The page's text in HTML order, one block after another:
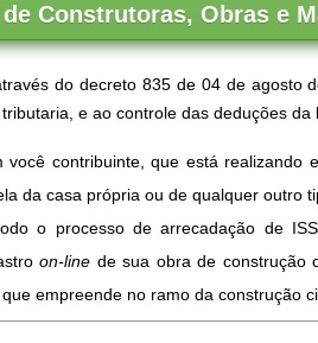
Construtoras, Obras e
do decreto 835 de 04 de agosto
e ao controle das deduções da
você contribuinte, que está
da casa própria ou de qualquer outro
o processo de arrecadação de
on-line de sua obra de construção
empreende no ramo da construção